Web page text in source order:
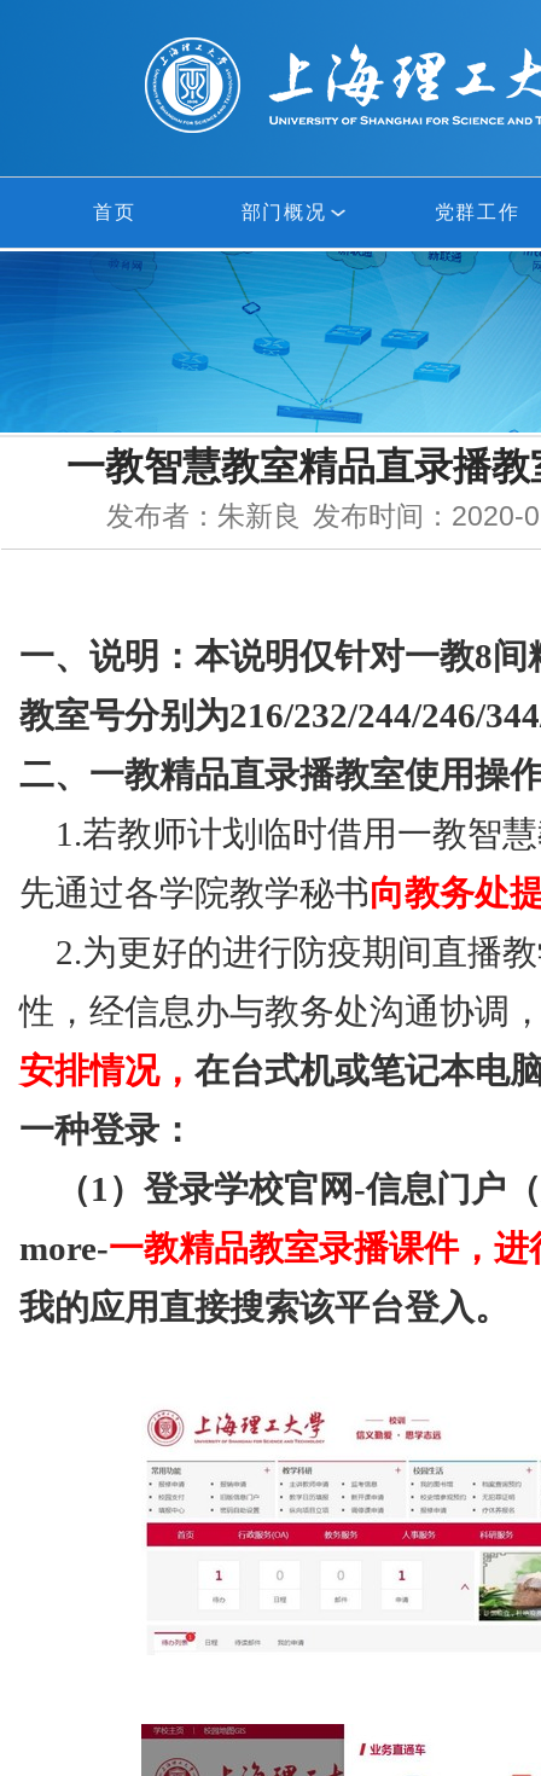
首页 部门概况
网络中心
信息中心
党群工作
一教智慧教室精品直录播
发布者：朱新良 发布时间：2020-
一、说明：本说明仅针对一教8
教室号分别为216/232/244/246/
二、一教精品直录播教室使用操
1.若教师计划临时借用一教智
先通过各学院教学秘书向教务处
2.为更好的进行防疫期间直播
性，经信息办与教务处沟通协调
安排情况， 在台式机或笔记本电
一种登录：
（1）登录学校官网-信息门户
more-一教精品教室录播课件，进
我的应用直接搜索该平台登入。